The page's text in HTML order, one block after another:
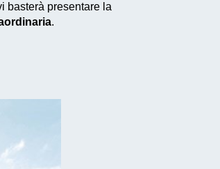
basterà presentare la
.